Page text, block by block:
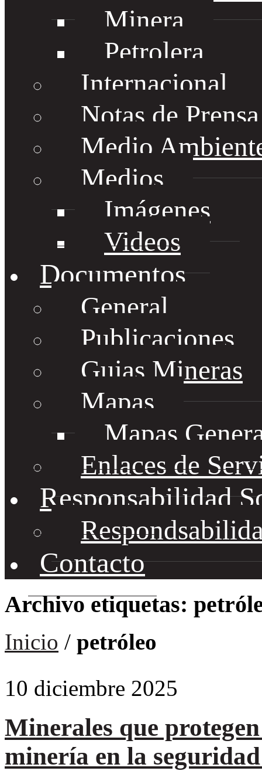
Minera
Petrolera
Internacional
Notas de
Medio
Medios
Imágenes
Videos
Documentos
General
Publicaciones
Guias Mineras
Mapas
Mapas
Enlaces de
Responsabilidad
Contacto
Archivo etiquetas:
Inicio / petróleo
10 diciembre 2025
Minerales que
minería en la